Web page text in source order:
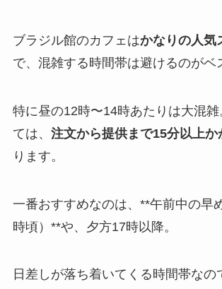
ブラジル館のカフェはかなりの人気
で、混雑する時間帯は避けるのがベ
特に昼の12時〜14時あたりは大混
ては、 注文から提供まで15分以上か
ります。
一番おすすめなのは、**午前中の早
時頃）**や、夕方17時以降。
日差しが落ち着いてくる時間帯なの